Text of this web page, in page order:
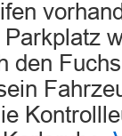
den